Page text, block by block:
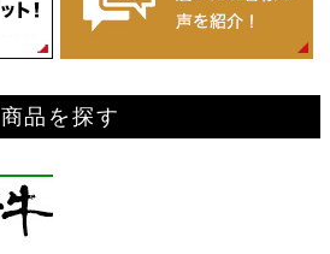
商品を探す